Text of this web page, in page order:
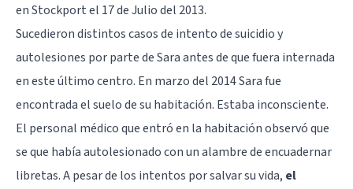
en Stockport el 17 de Julio del 2013.
Sucedieron distintos casos de intento de suicidio y
autolesiones por parte de Sara antes de que fuera internada
en este último centro. En marzo del 2014 Sara fue
encontrada el suelo de su habitación. Estaba inconsciente.
El personal médico que entró en la habitación observó que
se que había autolesionado con un alambre de encuadernar
libretas. A pesar de los intentos por salvar su vida, el